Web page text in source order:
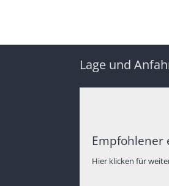
Lage und
Empfohlener
Hier klicken für